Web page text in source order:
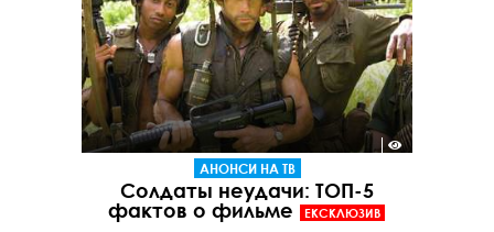
АНОНСИ НА ТВ
Солдаты неудачи: ТОП-5
фактов о фильме
ЕКСКЛЮЗИВ